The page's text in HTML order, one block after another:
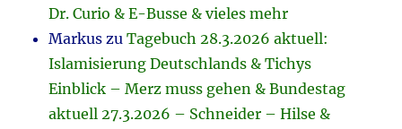
Dr. Curio & E-Busse & vieles mehr
Markus zuTagebuch 28.3.2026 aktuell:
Islamisierung Deutschlands & Tichys
Einblick – Merz muss gehen & Bundestag
aktuell 27.3.2026 – Schneider – Hilse &